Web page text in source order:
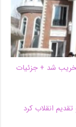
شد + جزئیات